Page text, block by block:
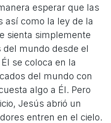
esperar que las
así como la ley de la
sienta simplemente
mundo desde el
se coloca en la
del mundo con
algo a Él. Pero
Jesús abrió un
entren en el cielo.